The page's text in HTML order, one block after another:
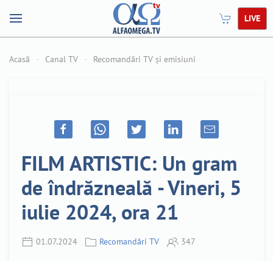
LIVE
Acasă Canal TV Recomandări TV și emisiuni
FILM ARTISTIC: Un gram
de îndrăzneală - Vineri, 5
iulie 2024, ora 21
01.07.2024 Recomandări TV 347